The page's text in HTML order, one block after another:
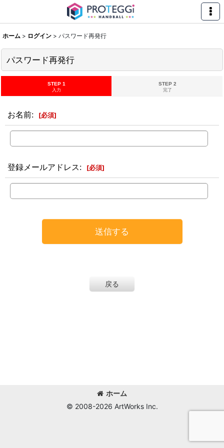
ホーム > ログイン > パスワード再発行
パスワード再発行
STEP 1
入力
STEP 2
完了
お名前: [必須]
登録メールアドレス: [必須]
送信する
戻る
ホーム
© 2008-2026 ArtWorks Inc.